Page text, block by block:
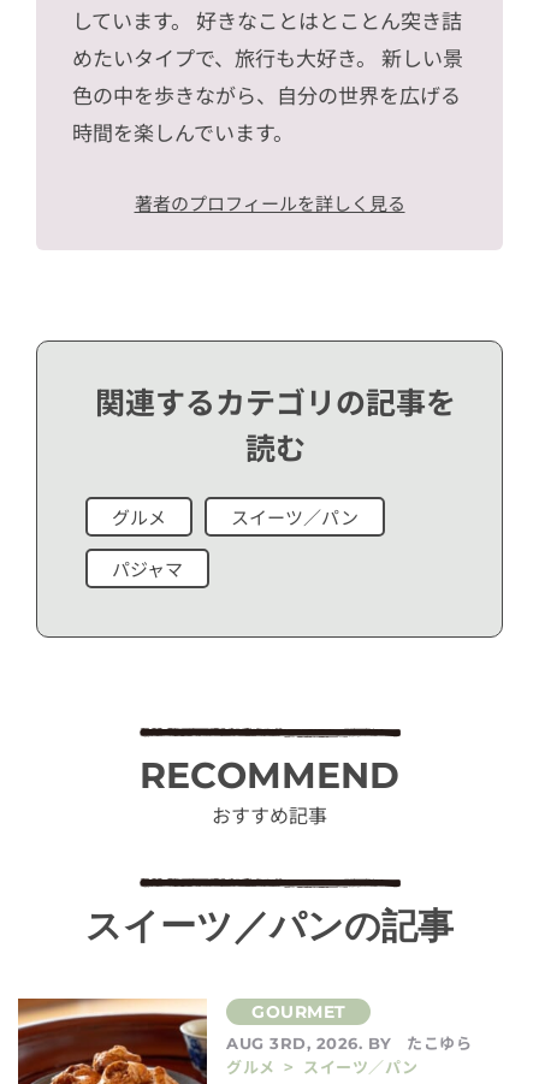
しています。 好きなことはとことん突き詰
めたいタイプで、旅行も大好き。 新しい景
色の中を歩きながら、自分の世界を広げる
時間を楽しんでいます。
著者のプロフィールを詳しく見る
関連するカテゴリの記事を
読む
グルメ スイーツ／パン
パジャマ
RECOMMEND
おすすめ記事
スイーツ／パンの記事
AUG 3RD, 2026. BY
たこゆら
グルメ > スイーツ／パン